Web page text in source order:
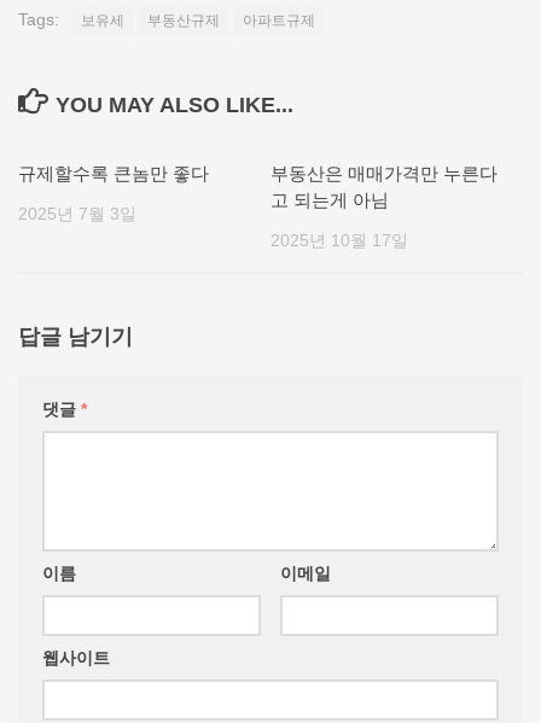
Tags: 보유세 부동산규제 아파트규제
YOU MAY ALSO LIKE...
규제할수록 큰놈만 좋다
2025년 7월 3일
부동산은 매매가격만 누른다
고 되는게 아님
2025년 10월 17일
답글 남기기
댓글 *
이름 이메일
웹사이트